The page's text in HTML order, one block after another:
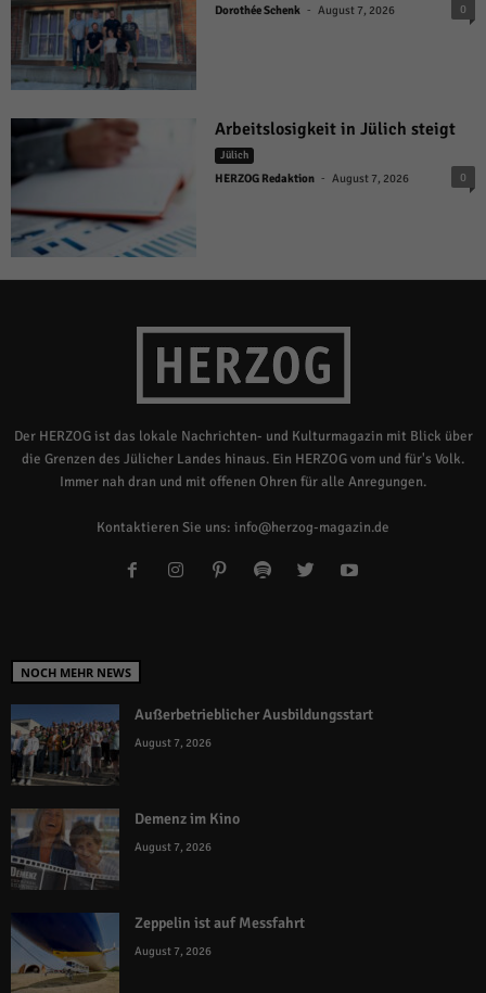
Dorothée Schenk - August 7, 2026 0
Arbeitslosigkeit in Jülich steigt
Jülich
HERZOG Redaktion - August 7, 2026 0
Der HERZOG ist das lokale Nachrichten- und Kulturmagazin mit Blick über
die Grenzen des Jülicher Landes hinaus. Ein HERZOG vom und für's Volk.
Immer nah dran und mit offenen Ohren für alle Anregungen.
Kontaktieren Sie uns: info@herzog-magazin.de
NOCH MEHR NEWS
Außerbetrieblicher Ausbildungsstart
August 7, 2026
Demenz im Kino
August 7, 2026
Zeppelin ist auf Messfahrt
August 7, 2026